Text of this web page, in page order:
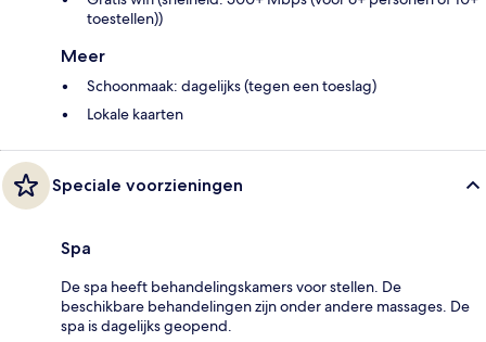
toestellen))
Meer
Schoonmaak: dagelijks (tegen een toeslag)
Lokale kaarten
Speciale voorzieningen
Spa
De spa heeft behandelingskamers voor stellen. De
beschikbare behandelingen zijn onder andere massages. De
spa is dagelijks geopend.